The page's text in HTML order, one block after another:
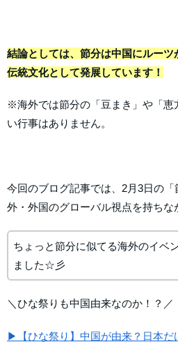
結論としては、節分は中国にルー
伝統文化として発展しています！
※海外では節分の「豆まき」や「恵
い行事はありません。
今回のブログ記事では、2月3日の
外・外国のグローバル視点を持ちな
ちょっと節分に似てる海外のイベ
ました☆彡
＼ひな祭りも中国由来なのか！？／
▶【ひな祭り】中国が由来？日本だ